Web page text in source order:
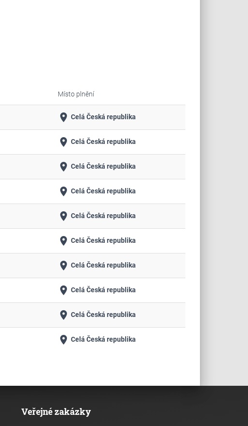
Místo plnění
place Celá Česká republika
place Celá Česká republika
place Celá Česká republika
place Celá Česká republika
place Celá Česká republika
place Celá Česká republika
place Celá Česká republika
place Celá Česká republika
place Celá Česká republika
place Celá Česká republika
Veřejné zakázky